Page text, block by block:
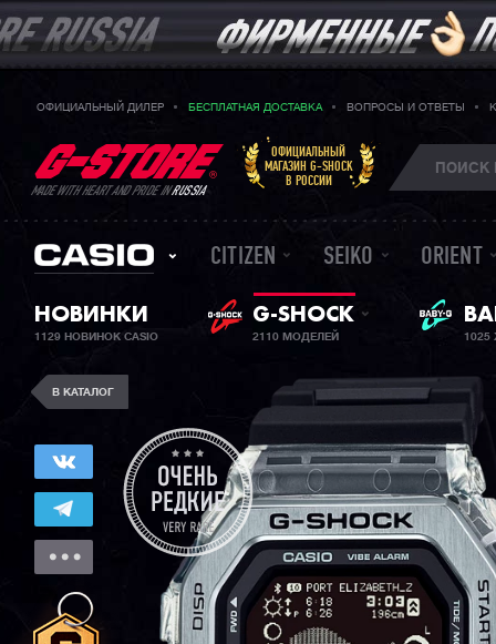
ОФИЦИАЛЬНЫЙ ДИЛЕР БЕСПЛАТНАЯ ДОСТАВКА ВОПРОСЫ И ОТВЕТЫ
MADE WITH HEART AND PRIDE INRUSSIA
ОФИЦИАЛЬНЫЙ
МАГАЗИН G-SHOCK
В РОССИИ
CITIZEN SEIKO ORIENT
НОВИНКИ
1129 НОВИНОК CASIO
G-SHOCK
2110 МОДЕЛЕЙ
В КАТАЛОГ